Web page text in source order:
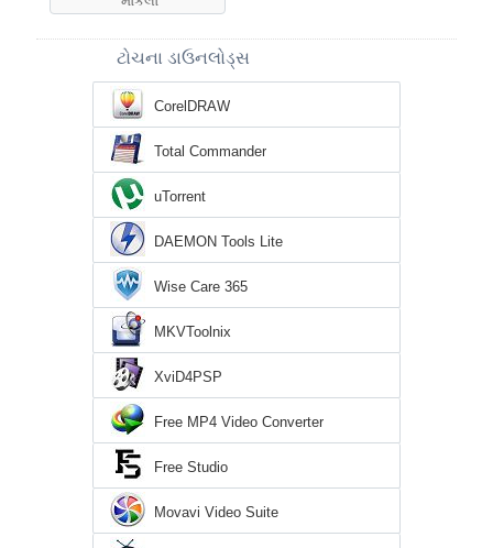
ટોચના ડાઉનલોડ્સ
CorelDRAW
Total Commander
uTorrent
DAEMON Tools Lite
Wise Care 365
MKVToolnix
XviD4PSP
Free MP4 Video Converter
Free Studio
Movavi Video Suite